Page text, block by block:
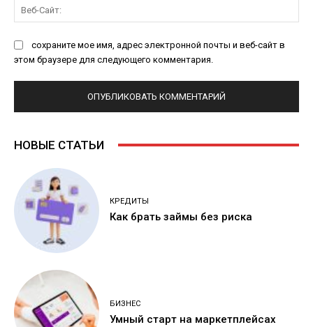
сохраните мое имя, адрес электронной почты и веб-сайт в
этом браузере для следующего комментария.
НОВЫЕ СТАТЬИ
КРЕДИТЫ
Как брать займы без риска
БИЗНЕС
Умный старт на маркетплейсах